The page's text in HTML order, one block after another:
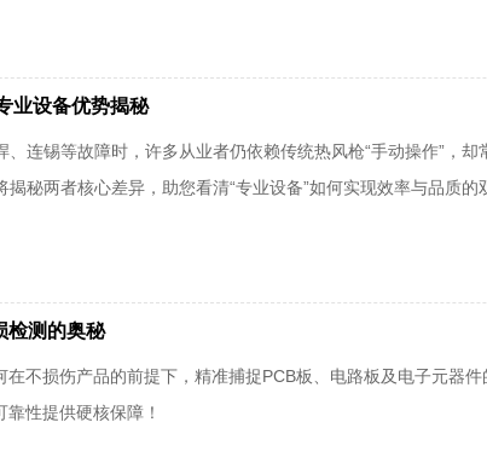
业设备优势揭秘
连锡等故障时，许多从业者仍依赖传统热风枪“手动操作”，
秘两者核心差异，助您看清“专业设备”如何实现效率与品质的
检测的奥秘
不损伤产品的前提下，精准捕捉PCB板、电路板及电子元器
性提供硬核保障！